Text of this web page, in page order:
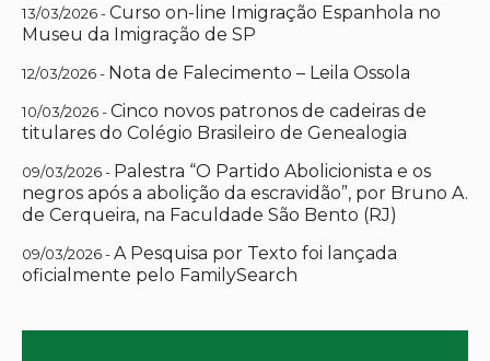
13/03/2026 -Curso on-line Imigração Espanhola no
Museu da Imigração de SP
12/03/2026 - Nota de Falecimento – Leila Ossola
10/03/2026 -Cinco novos patronos de cadeiras de
titulares do Colégio Brasileiro de Genealogia
09/03/2026 - Palestra “O Partido Abolicionista e os
negros após a abolição da escravidão”, por Bruno A.
de Cerqueira, na Faculdade São Bento (RJ)
09/03/2026 -A Pesquisa por Texto foi lançada
oficialmente pelo FamilySearch